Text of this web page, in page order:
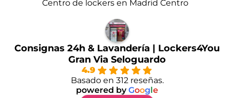
Centro de lockers en Madrid Centro
Consignas 24h & Lavandería | Lockers4You
Gran Via Seloguardo
4.9
Basado en 312 reseñas.
powered byGoogle